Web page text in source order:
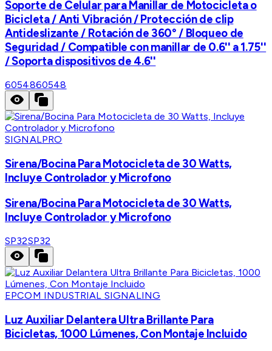
Soporte de Celular para Manillar de Motocicleta o
Bicicleta / Anti Vibración / Protección de clip
Antideslizante / Rotación de 360° / Bloqueo de
Seguridad / Compatible con manillar de 0.6'' a 1.75''
/ Soporta dispositivos de 4.6''
6054860548
SIGNALPRO
Sirena/Bocina Para Motocicleta de 30 Watts,
Incluye Controlador y Microfono
Sirena/Bocina Para Motocicleta de 30 Watts,
Incluye Controlador y Microfono
SP32SP32
EPCOM INDUSTRIAL SIGNALING
Luz Auxiliar Delantera Ultra Brillante Para
Bicicletas, 1000 Lúmenes, Con Montaje Incluido